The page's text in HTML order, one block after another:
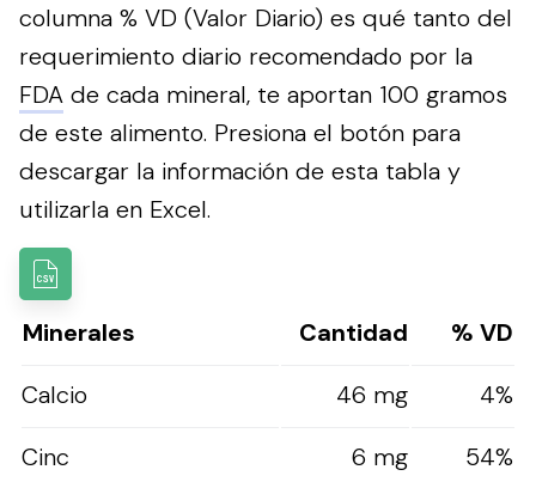
columna % VD (Valor Diario) es qué tanto del
requerimiento diario recomendado por la
FDA de cada mineral, te aportan 100 gramos
de este alimento. Presiona el botón para
descargar la información de esta tabla y
utilizarla en Excel.
Minerales Cantidad
% VD
Calcio
46 mg
4%
Cinc
6 mg 54%